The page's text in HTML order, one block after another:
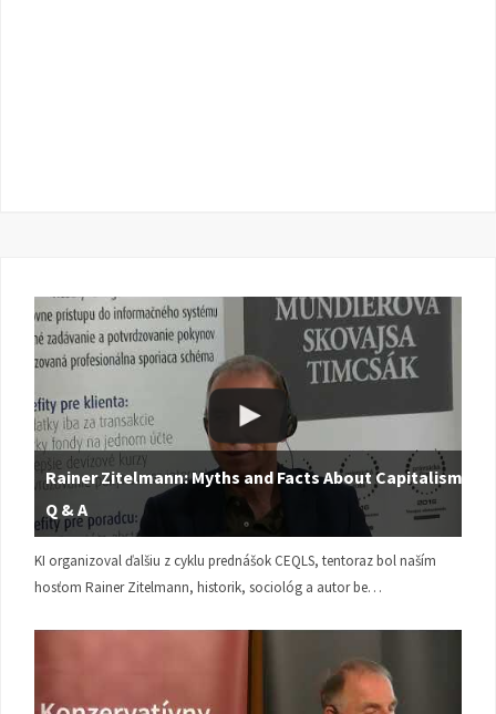
Rainer Zitelmann: Myths and Facts About Capitalism |
Q & A
KI organizoval ďalšiu z cyklu prednášok CEQLS, tentoraz bol naším
hosťom Rainer Zitelmann, historik, sociológ a autor be…